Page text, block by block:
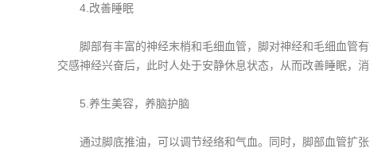
4.改善睡眠
脚部有丰富的神经末梢和毛细血管，脚对神经和毛细血管有
交感神经兴奋后，此时人处于安静休息状态，从而改善睡眠，消
5.养生美容，养脑护脑
通过脚底推油，可以调节经络和气血。同时，脚部血管扩张